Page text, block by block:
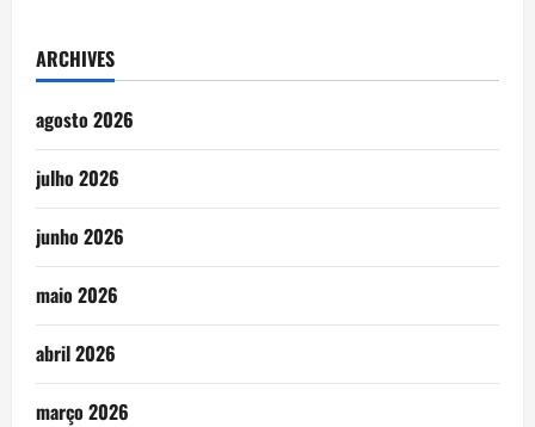
ARCHIVES
agosto 2026
julho 2026
junho 2026
maio 2026
abril 2026
março 2026